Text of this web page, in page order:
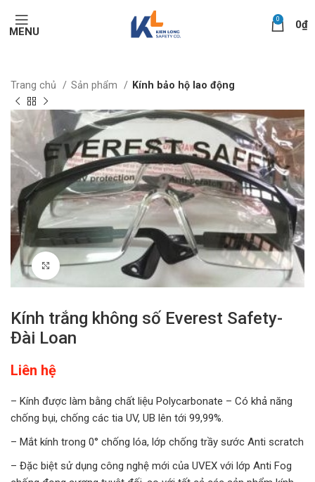
MENU
0 0₫
Trang chủ Sản phẩm Kính bảo hộ lao động
Click to enlarge
Kính trắng không số Everest Safety-
Đài Loan
Liên hệ
– Kính được làm bằng chất liệu Polycarbonate – Có khả năng
chống bụi, chống các tia UV, UB lên tới 99,99%.
– Mắt kính trong 0° chống lóa, lớp chống trầy sước Anti scratch
– Đặc biệt sử dụng công nghệ mới của UVEX với lớp Anti Fog